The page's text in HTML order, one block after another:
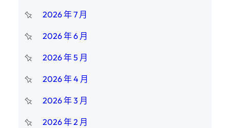
2026 年 7 月
2026 年 6 月
2026 年 5 月
2026 年 4 月
2026 年 3 月
2026 年 2 月